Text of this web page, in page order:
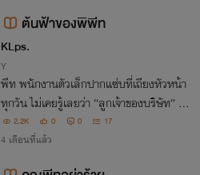
ต้นฟ้าของพิพีท
KLps.
Y
พีท พนักงานตัวเล็กปากแซ่บที่เถียงหัวหน้า
ทุกวัน ไม่เคยรู้เลยว่า “ลูกเจ้าของบริษัท” อย่
างต้นฟ้ามองเขามาตลอด จนวันที่ความลับถู
กเปิดเผยว่า…คนที่เถียงเขาเก่งที่สุด กำลังต
2.2K 0 0 17
4 เดือนที่แล้ว